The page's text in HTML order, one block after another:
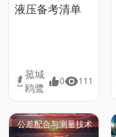
液压备考清单
菰城
鸥鹭
0 111
公差配合与测量技术